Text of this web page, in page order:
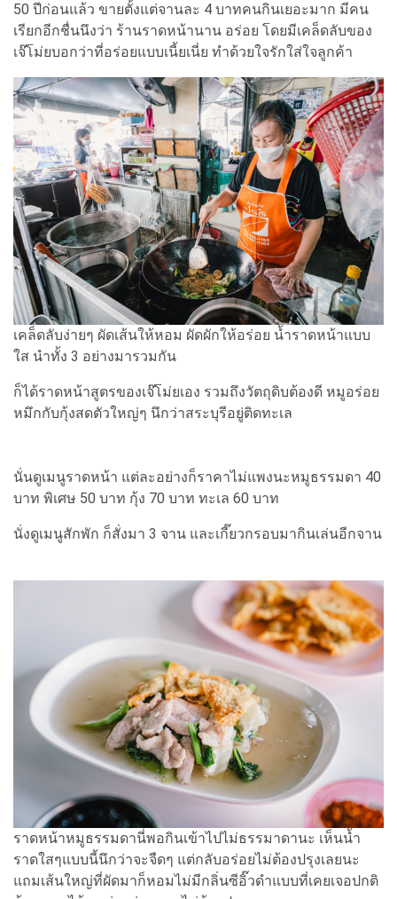
50 ปีก่อนแล้ว ขายตั้งแต่จานละ 4 บาทคนกินเยอะมาก มีคน
เรียกอีกชื่นนึงว่า ร้านราดหน้านาน อร่อย โดยมีเคล็ดลับของ
เจ๊โม่ยบอกว่าที่อร่อยแบบเนี้ยเนี่ย ทำด้วยใจรักใส่ใจลูกค้า
เคล็ดลับง่ายๆ ผัดเส้นให้หอม ผัดผักให้อร่อย น้ำราดหน้าแบบ
ใส นำทั้ง 3 อย่างมารวมกัน
ก็ได้ราดหน้าสูตรของเจ๊โม่ยเอง รวมถึงวัตถุดิบต้องดี หมูอร่อย
หมึกกับกุ้งสดตัวใหญ่ๆ นึกว่าสระบุรีอยู่ติดทะเล
นั่นดูเมนูราดหน้า แต่ละอย่างก็ราคาไม่แพงนะหมูธรรมดา 40
บาท พิเศษ 50 บาท กุ้ง 70 บาท ทะเล 60 บาท
นั่งดูเมนูสักพัก ก็สั่งมา 3 จาน และเกี๊ยวกรอบมากินเล่นอีกจาน
ราดหน้าหมูธรรมดานี่พอกินเข้าไปไม่ธรรมาดานะ เห็นน้ำ
ราดใสๆแบบนี้นึกว่าจะจืดๆ แต่กลับอร่อยไม่ต้องปรุงเลยนะ
แถมเส้นใหญ่ที่ผัดมาก็หอมไม่มีกลิ่นซีอิ๊วดำแบบที่เคยเจอปกติ